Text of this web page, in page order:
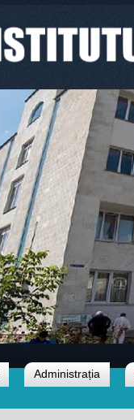
Administrația